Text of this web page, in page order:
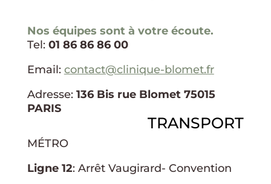
Nos équipes sont à votre écoute.
Tel: 01 86 86 86 00
Email: contact@clinique-blomet.fr
Adresse: 136 Bis rue Blomet 75015
PARIS
TRANSPORT
MÉTRO
Ligne 12: Arrêt Vaugirard- Convention